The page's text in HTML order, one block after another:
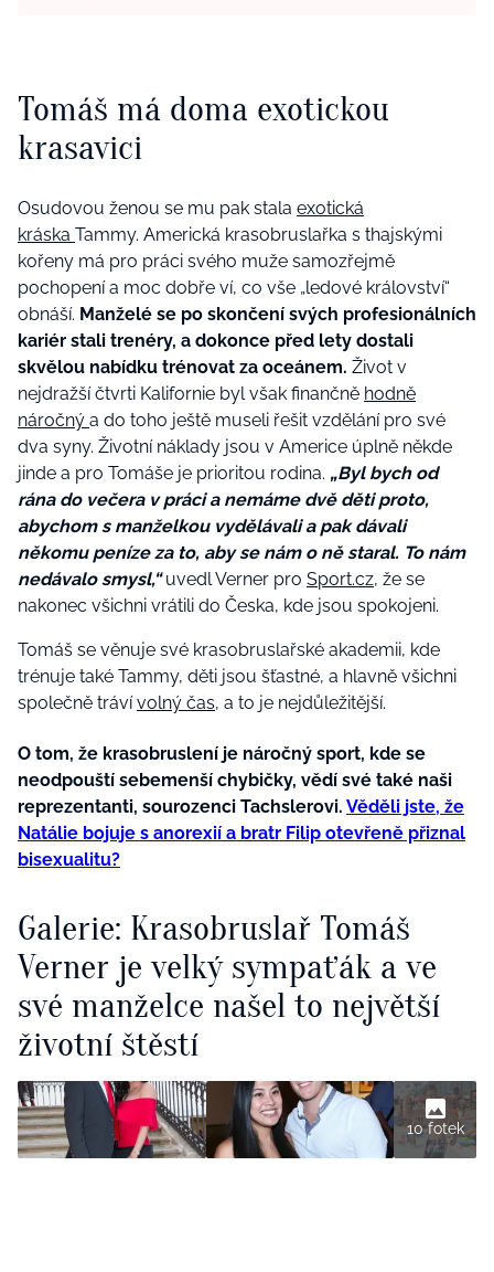
Tomáš má doma exotickou
krasavici
Osudovou ženou se mu pak stala exotická
kráska Tammy. Americká krasobruslařka s thajskými
kořeny má pro práci svého muže samozřejmě
pochopení a moc dobře ví, co vše „ledové království“
obnáší. Manželé se po skončení svých profesionálních
kariér stali trenéry, a dokonce před lety dostali
skvělou nabídku trénovat za oceánem. Život v
nejdražší čtvrti Kalifornie byl však finančně hodně
náročný a do toho ještě museli řešit vzdělání pro své
dva syny. Životní náklady jsou v Americe úplně někde
jinde a pro Tomáše je prioritou rodina. „Byl bych od
rána do večera v práci a nemáme dvě děti proto,
abychom s manželkou vydělávali a pak dávali
někomu peníze za to, aby se nám o ně staral. To nám
nedávalo smysl,“uvedl Verner pro Sport.cz, že se
nakonec všichni vrátili do Česka, kde jsou spokojeni.
Tomáš se věnuje své krasobruslařské akademii, kde
trénuje také Tammy, děti jsou šťastné, a hlavně všichni
společně trávívolný čas, a to je nejdůležitější.
O tom, že krasobruslení je náročný sport, kde se
neodpouští sebemenší chybičky, vědí své také naši
reprezentanti, sourozenci Tachslerovi. Věděli jste, že
Natálie bojuje s anorexií a bratr Filip otevřeně přiznal
bisexualitu?
Galerie: Krasobruslař Tomáš
Verner je velký sympaťák a ve
své manželce našel to největší
životní štěstí
10 fotek